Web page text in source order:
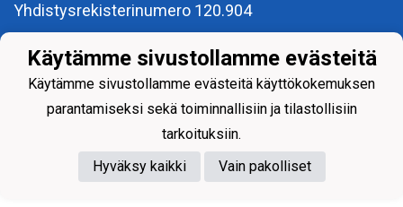
Yhdistysrekisterinumero 120.904
Powered by
Käytämme sivustollamme evästeitä
Käytämme sivustollamme evästeitä käyttökokemuksen
parantamiseksi sekä toiminnallisiin ja tilastollisiin
tarkoituksiin.
Hyväksy kaikki
Vain pakolliset